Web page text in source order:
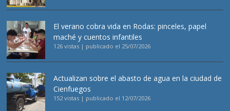
El verano cobra vida en Rodas: pinceles, papel
maché y cuentos infantiles
126 vistas | publicado el 25/07/2026
Actualizan sobre el abasto de agua en la ciudad de
Cienfuegos
152 vistas | publicado el 12/07/2026